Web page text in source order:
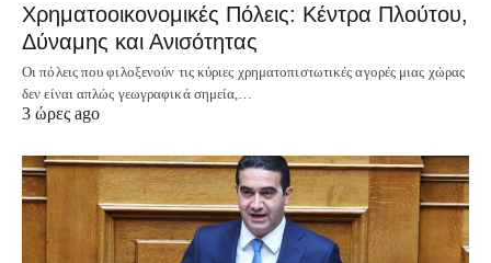
Χρηματοοικονομικές Πόλεις: Κέντρα Πλούτου,
Δύναμης και Ανισότητας
Οι πόλεις που φιλοξενούν τις κύριες χρηματοπιστωτικές αγορές μιας χώρας
δεν είναι απλώς γεωγραφικά σημεία,…
3 ώρες ago